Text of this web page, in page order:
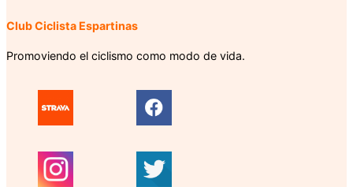
Club Ciclista Espartinas
Promoviendo el ciclismo como modo de vida.